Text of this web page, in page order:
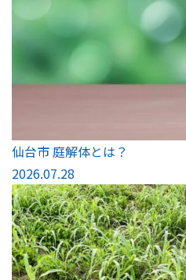
仙台市 庭解体とは？
2026.07.28